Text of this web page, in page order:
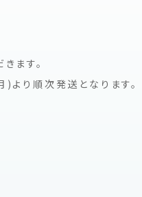
ます。
り順次発送となります。